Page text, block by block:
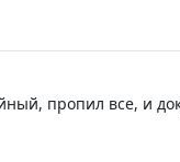
пропил все, и